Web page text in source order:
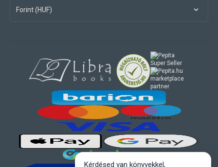
Forint (HUF)
marketplace
partner
Kérdésed van könyvekkel,